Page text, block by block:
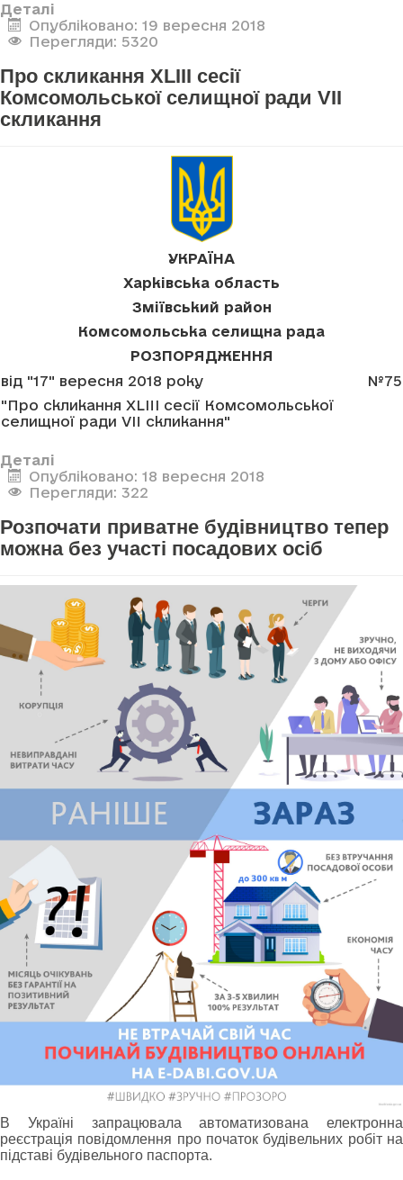
Деталі
Опубліковано: 19 вересня 2018
Перегляди: 5320
Про скликання XLIII сесії
Комсомольської селищної ради VII
скликання
УКРАЇНА
Харківська область
Зміївський район
Комсомольська селищна рада
РОЗПОРЯДЖЕННЯ
від "17" вересня 2018 року
"Про скликання XLIII сесії Комсомольської
селищної ради VII скликання"
№75
Деталі
Опубліковано: 18 вересня 2018
Перегляди: 322
Розпочати приватне будівництво тепер
можна без участі посадових осіб
В Україні запрацювала автоматизована електронна
реєстрація повідомлення про початок будівельних робіт на
підставі будівельного паспорта.